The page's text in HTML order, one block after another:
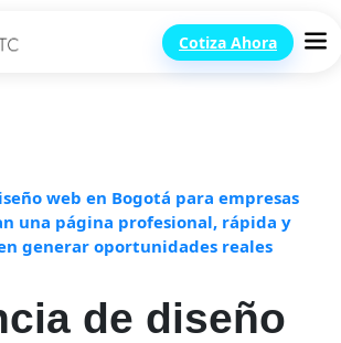
Cotiza Ahora
web en Bogotá para empresas
una página profesional, rápida y
generar oportunidades reales
de diseño